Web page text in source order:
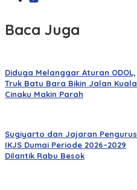
Baca Juga
Diduga Melanggar Aturan ODOL,
Truk Batu Bara Bikin Jalan Kuala
Cinaku Makin Parah
Sugiyarto dan Jajaran Pengurus
IKJS Dumai Periode 2026–2029
Dilantik Rabu Besok